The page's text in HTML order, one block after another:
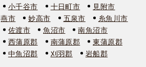
小千谷市 十日町市
見附市
燕市 妙高市 五泉市
糸魚川市
佐渡市 魚沼市
南魚沼市
西蒲原郡 南蒲原郡
東蒲原郡
中魚沼郡 刈羽郡 岩船郡